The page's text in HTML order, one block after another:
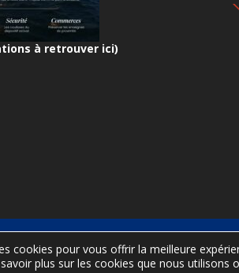
à retrouver ici)
Port de Saint-Tropez
cookies pour vous offrir la meilleure
plus sur les cookies que nous utilisons